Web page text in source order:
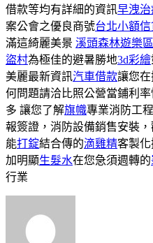
借款等均有詳細的資訊早洩治
案公會之優良商號台北小額信
滿這綺麗美景 溪頭森林遊樂區
盜村為極佳的避暑勝地3d彩繪
美麗最新資訊汽車借款讓您
何問題請洽比照公營當鋪利
多 讓您了解旗幟專業消防工
報簽證，消防設備銷售安裝，
能打錠結合傳的滴雞精客製
加明顯生髮水在您急須週轉的
行業